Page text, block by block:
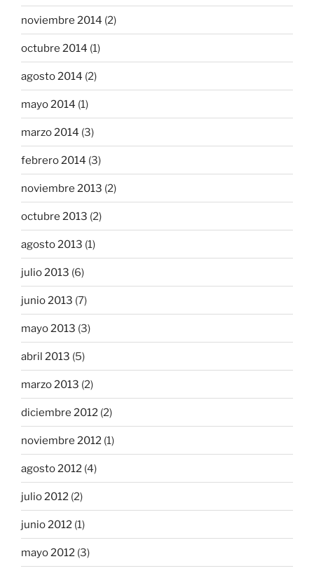
noviembre 2014 (2)
octubre 2014 (1)
agosto 2014 (2)
mayo 2014 (1)
marzo 2014 (3)
febrero 2014 (3)
noviembre 2013 (2)
octubre 2013 (2)
agosto 2013 (1)
julio 2013 (6)
junio 2013 (7)
mayo 2013 (3)
abril 2013 (5)
marzo 2013 (2)
diciembre 2012 (2)
noviembre 2012 (1)
agosto 2012 (4)
julio 2012 (2)
junio 2012 (1)
mayo 2012 (3)